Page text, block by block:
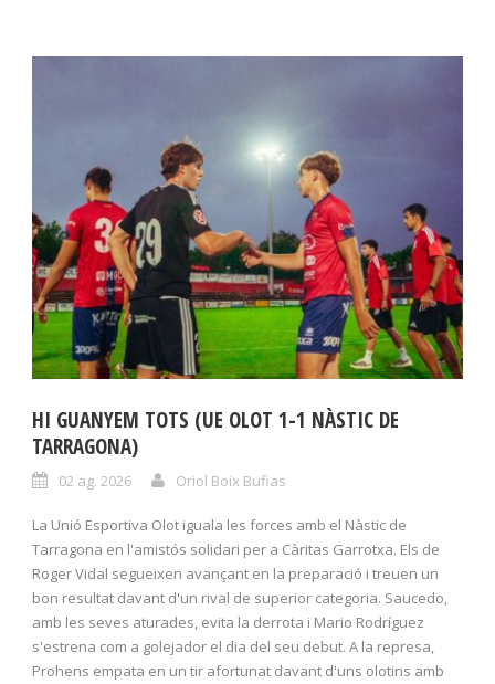
HI GUANYEM TOTS (UE OLOT 1-1 NÀSTIC DE
TARRAGONA)
02 ag. 2026 Oriol Boix Bufias
La Unió Esportiva Olot iguala les forces amb el Nàstic de
Tarragona en l'amistós solidari per a Càritas Garrotxa. Els de
Roger Vidal segueixen avançant en la preparació i treuen un
bon resultat davant d'un rival de superior categoria. Saucedo,
amb les seves aturades, evita la derrota i Mario Rodríguez
s'estrena com a golejador el dia del seu debut. A la represa,
Prohens empata en un tir afortunat davant d'uns olotins amb